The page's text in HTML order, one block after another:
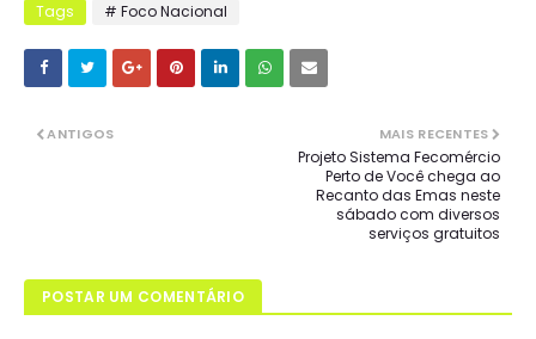
Tags # Foco Nacional
MAIS RECENTES
Projeto Sistema Fecomércio
Perto de Você chega ao
Recanto das Emas neste
sábado com diversos
serviços gratuitos
ANTIGOS
POSTAR UM COMENTÁRIO